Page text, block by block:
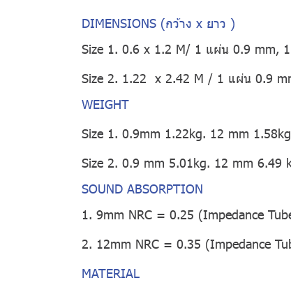
DIMENSIONS (กว้าง x ยาว )
Size 1. 0.6 x 1.2 M/ 1 แผ่น 0.9 mm,
Size 2. 1.22 x 2.42 M / 1 แผ่น 0.9
WEIGHT
Size 1. 0.9mm 1.22kg. 12 mm
Size 2. 0.9 mm 5.01kg. 12 mm 6.49
SOUND ABSORPTION
1. 9mm NRC = 0.25 (Impedance
2. 12mm NRC = 0.35 (Impedance
MATERIAL